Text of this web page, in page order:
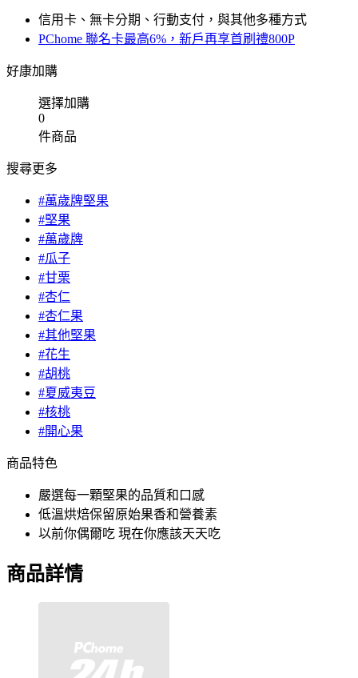
信用卡、無卡分期、行動支付，與其他多種方式
PChome 聯名卡最高6%，新戶再享首刷禮800P
好康加購
選擇加購
0
件商品
搜尋更多
#萬歲牌堅果
#堅果
#萬歲牌
#瓜子
#甘栗
#杏仁
#杏仁果
#其他堅果
#花生
#胡桃
#夏威夷豆
#核桃
#開心果
商品特色
嚴選每一顆堅果的品質和口感
低溫烘焙保留原始果香和營養素
以前你偶爾吃 現在你應該天天吃
商品詳情